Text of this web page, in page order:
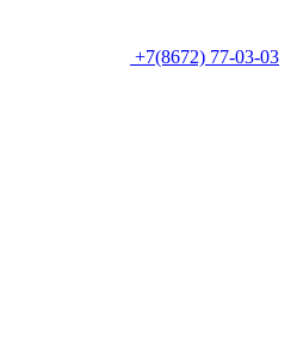
+7(8672) 77-03-03